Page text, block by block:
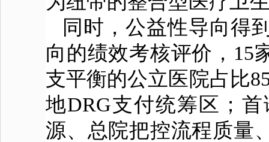
同时，公益性导向得
向的绩效考核评价，15
支平衡的公立医院占比
地DRG支付统筹区；
源、总院把控流程质量